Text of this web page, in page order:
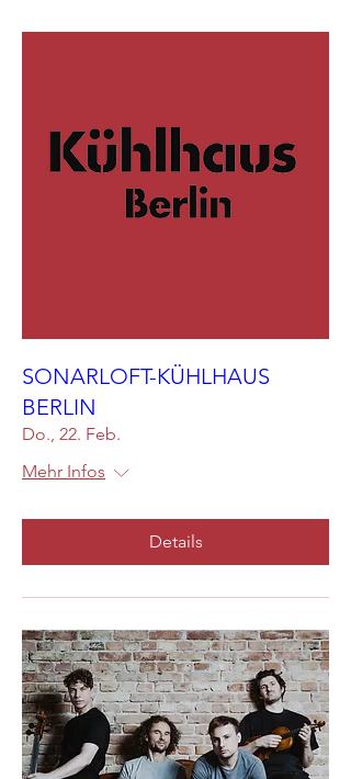
SONARLOFT-KÜHLHAUS
BERLIN
Do., 22. Feb.
Mehr Infos
Details